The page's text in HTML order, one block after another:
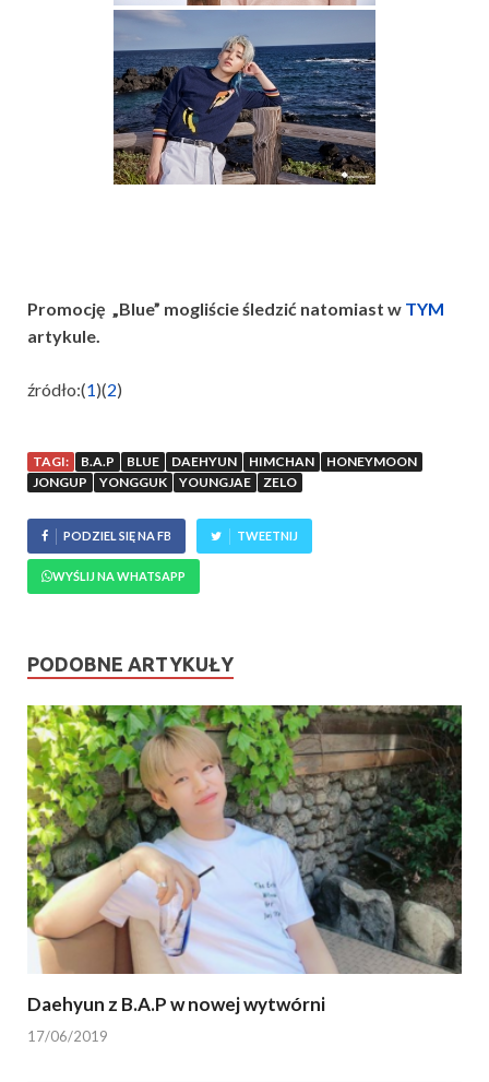
Promocję „Blue” mogliście śledzić natomiast w TYM
artykule.
źródło:(1)(2)
TAGI: B.A.P BLUE DAEHYUN HIMCHAN
HONEYMOON
JONGUP
YONGGUK YOUNGJAE ZELO
PODZIEL SIĘ NA FB TWEETNIJ
WYŚLIJ NA WHATSAPP
PODOBNE ARTYKUŁY
Daehyun z B.A.P w nowej wytwórni
17/06/2019